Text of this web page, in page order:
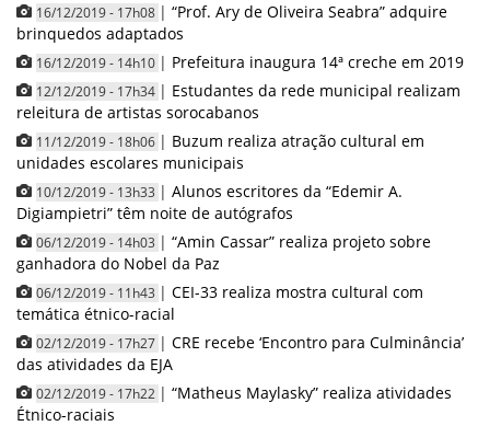
16/12/2019 - 17h08 | “Prof. Ary de Oliveira Seabra” adquire
brinquedos adaptados
16/12/2019 - 14h10 | Prefeitura inaugura 14ª creche em 2019
12/12/2019 - 17h34 | Estudantes da rede municipal realizam
releitura de artistas sorocabanos
11/12/2019 - 18h06 | Buzum realiza atração cultural em
unidades escolares municipais
10/12/2019 - 13h33 | Alunos escritores da “Edemir A.
Digiampietri” têm noite de autógrafos
06/12/2019 - 14h03 | “Amin Cassar” realiza projeto sobre
ganhadora do Nobel da Paz
06/12/2019 - 11h43 | CEI-33 realiza mostra cultural com
temática étnico-racial
02/12/2019 - 17h27 | CRE recebe ‘Encontro para Culminância’
das atividades da EJA
02/12/2019 - 17h22 | “Matheus Maylasky” realiza atividades
Étnico-raciais